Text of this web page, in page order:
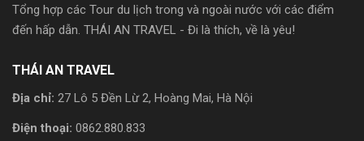
Tổng hợp các Tour du lịch trong và ngoài nước với các điểm
đến hấp dẫn. THÁI AN TRAVEL - Đi là thích, về là yêu!
THÁI AN TRAVEL
Địa chỉ: 27 Lô 5 Đền Lừ 2, Hoàng Mai, Hà Nội
Điện thoại: 0862.880.833